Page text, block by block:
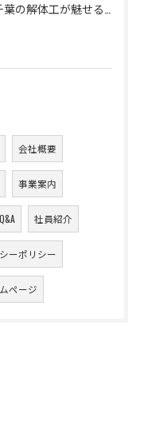
会社概要
事業案内
社員紹介
ーポリシー
ページ